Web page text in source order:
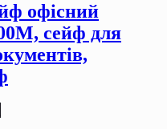
офiсний
сейф для